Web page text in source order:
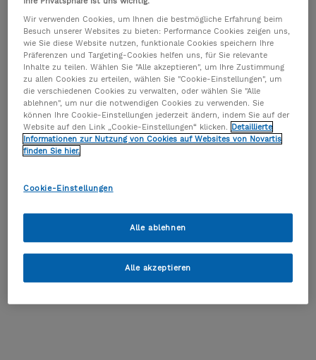
Was ist Netzwerk Schweres Asthma?
>> Mehr erfahren
Wir verwenden Cookies, um Ihnen die bestmögliche Erfahrung beim
Besuch unserer Websites zu bieten: Performance Cookies zeigen uns,
wie Sie diese Website nutzen, funktionale Cookies speichern Ihre
Präferenzen und Targeting-Cookies helfen uns, für Sie relevante
Inhalte zu teilen. Wählen Sie "Alle akzeptieren", um Ihre Zustimmung
zu allen Cookies zu erteilen, wählen Sie "Cookie-Einstellungen", um
die verschiedenen Cookies zu verwalten, oder wählen Sie "Alle
ablehnen", um nur die notwendigen Cookies zu verwenden. Sie
können Ihre Cookie-Einstellungen jederzeit ändern, indem Sie auf der
Website auf den Link „Cookie-Einstellungen“ klicken.
Detaillierte
Informationen zur Nutzung von Cookies auf Websites von Novartis
finden Sie hier.
Cookie-Einstellungen
Alle ablehnen
Alle akzeptieren